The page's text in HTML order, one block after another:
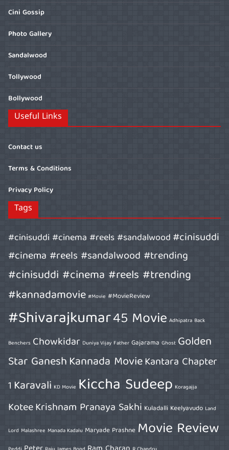
Cini Gossip
Photo Gallery
Sandalwood
Tollywood
Bollywood
Useful Links
Contact us
Terms & Conditions
Privacy Policy
Tags
#cinisuddi #cinema #reels #sandalwood#cinisuddi
#cinema #reels #sandalwood #trending
#cinisuddi #cinema #reels #trending
#kannadamovie #Movie #MovieReview
#Shivarajkumar45 Movie Adhipatra Back
Benchers Chowkidar Duniya Vijay Father Gajarama Ghost Golden
Star GaneshKannada MovieKantara Chapter
1 Karavali KD Movie Kiccha Sudeep Koragajja
KoteeKrishnam Pranaya Sakhi Kuladalli Keelyavudo Land
Lord Malashree Manada Kadalu Maryade Prashne Movie Review